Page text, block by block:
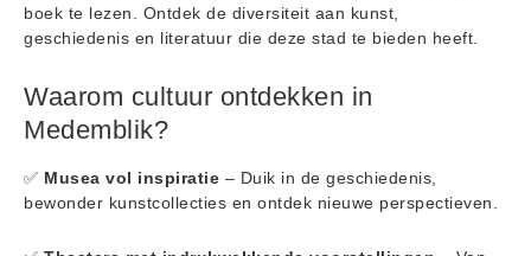
boek te lezen. Ontdek de diversiteit aan kunst,
geschiedenis en literatuur die deze stad te bieden heeft.
Waarom cultuur ontdekken in
Medemblik?
✅ Musea vol inspiratie – Duik in de geschiedenis,
bewonder kunstcollecties en ontdek nieuwe perspectieven.